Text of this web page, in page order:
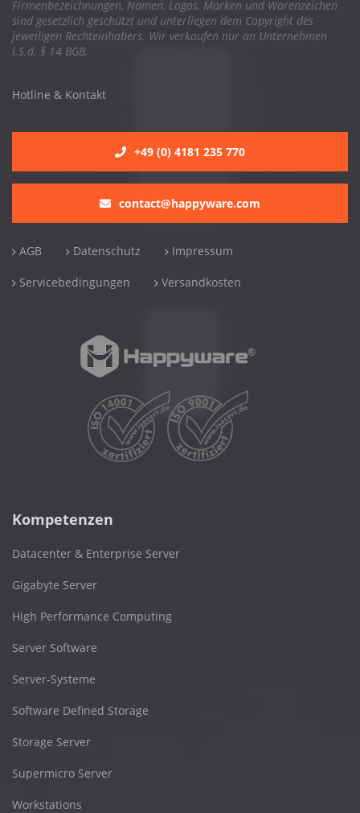
Firmenbezeichnungen, Namen, Logos, Marken und Warenzeichen
sind gesetzlich geschützt und unterliegen dem Copyright des
jeweiligen Rechteinhabers. Wir verkaufen nur an Unternehmen
i.S.d. § 14 BGB.
Hotline & Kontakt
+49 (0) 4181 235 770
contact@happyware.com
AGB Datenschutz Impressum
Servicebedingungen Versandkosten
Kompetenzen
Datacenter & Enterprise Server
Gigabyte Server
High Performance Computing
Server Software
Server-Systeme
Software Defined Storage
Storage Server
Supermicro Server
Workstations